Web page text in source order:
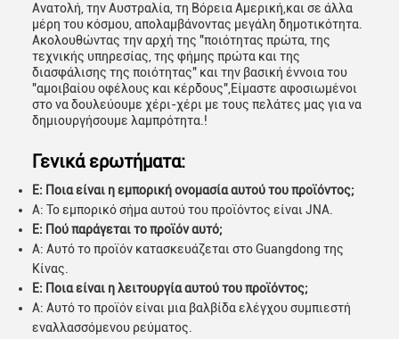
Ανατολή, την Αυστραλία, τη Βόρεια Αμερική,και σε άλλα
μέρη του κόσμου, απολαμβάνοντας μεγάλη δημοτικότητα.
Ακολουθώντας την αρχή της "ποιότητας πρώτα, της
τεχνικής υπηρεσίας, της φήμης πρώτα και της
διασφάλισης της ποιότητας" και την βασική έννοια του
"αμοιβαίου οφέλους και κέρδους",Είμαστε αφοσιωμένοι
στο να δουλεύουμε χέρι-χέρι με τους πελάτες μας για να
δημιουργήσουμε λαμπρότητα.!
Γενικά ερωτήματα:
Ε: Ποια είναι η εμπορική ονομασία αυτού του προϊόντος;
Α: Το εμπορικό σήμα αυτού του προϊόντος είναι JNA.
Ε: Πού παράγεται το προϊόν αυτό;
Α: Αυτό το προϊόν κατασκευάζεται στο Guangdong της
Κίνας.
Ε: Ποια είναι η λειτουργία αυτού του προϊόντος;
Α: Αυτό το προϊόν είναι μια βαλβίδα ελέγχου συμπιεστή
εναλλασσόμενου ρεύματος.